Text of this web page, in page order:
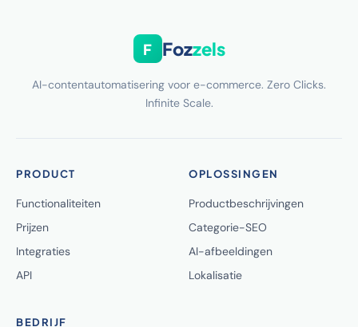
F Fozzels
AI-contentautomatisering voor e-commerce. Zero Clicks.
Infinite Scale.
PRODUCT
Functionaliteiten
Prijzen
Integraties
API
OPLOSSINGEN
Productbeschrijvingen
Categorie-SEO
AI-afbeeldingen
Lokalisatie
BEDRIJF